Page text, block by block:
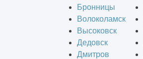
Бронницы
Волоколамск
Высоковск
Дедовск
Дмитров